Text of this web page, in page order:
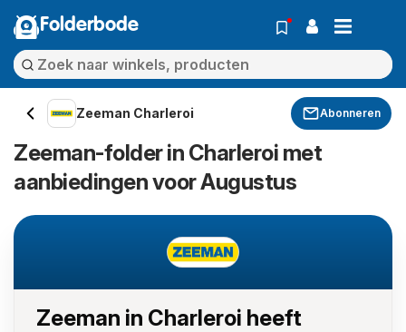
Folderbode
Zeeman Charleroi Abonneren
Zeeman-folder in Charleroi met
aanbiedingen voor Augustus
Zeeman in Charleroi heeft